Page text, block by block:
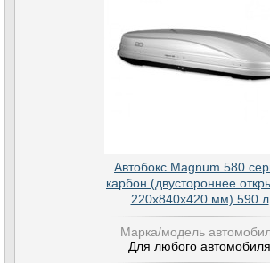
Автобокс Magnum 580
карбон (двустороннее
220х840х420 мм) 590 л
Марка/модель
Для любого автомобиля